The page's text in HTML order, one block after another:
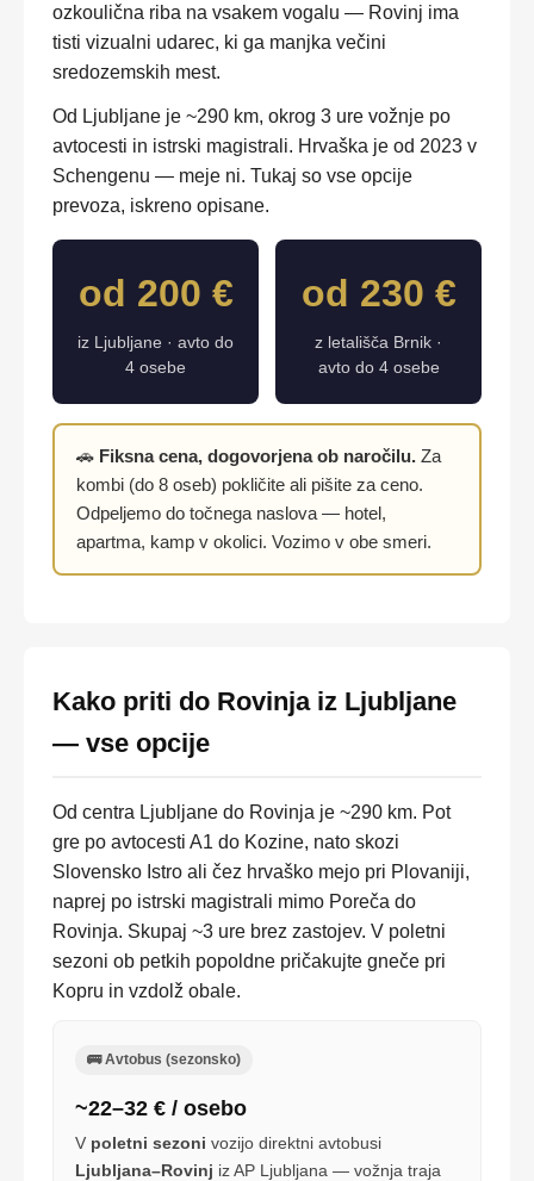
ozkoulična riba na vsakem vogalu — Rovinj ima
tisti vizualni udarec, ki ga manjka večini
sredozemskih mest.
Od Ljubljane je ~290 km, okrog 3 ure vožnje po
avtocesti in istrski magistrali. Hrvaška je od 2023 v
Schengenu — meje ni. Tukaj so vse opcije
prevoza, iskreno opisane.
od 200 €
iz Ljubljane · avto do
4 osebe
od 230 €
z letališča Brnik ·
avto do 4 osebe
🚗 Fiksna cena, dogovorjena ob naročilu. Za
kombi (do 8 oseb) pokličite ali pišite za ceno.
Odpeljemo do točnega naslova — hotel,
apartma, kamp v okolici. Vozimo v obe smeri.
Kako priti do Rovinja iz Ljubljane
— vse opcije
Od centra Ljubljane do Rovinja je ~290 km. Pot
gre po avtocesti A1 do Kozine, nato skozi
Slovensko Istro ali čez hrvaško mejo pri Plovaniji,
naprej po istrski magistrali mimo Poreča do
Rovinja. Skupaj ~3 ure brez zastojev. V poletni
sezoni ob petkih popoldne pričakujte gneče pri
Kopru in vzdolž obale.
🚌 Avtobus (sezonsko)
~22–32 € / osebo
V poletni sezoni vozijo direktni avtobusi
Ljubljana–Rovinj iz AP Ljubljana — vožnja traja